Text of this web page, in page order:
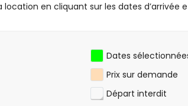
location en cliquant sur les dates d’arrivée
Dates
Prix sur demande
Départ interdit